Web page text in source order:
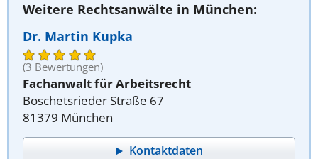
Weitere Rechtsanwälte in München:
Dr. Martin Kupka
(3 Bewertungen)
Fachanwalt für Arbeitsrecht
Boschetsrieder Straße 67
81379 München
Kontaktdaten